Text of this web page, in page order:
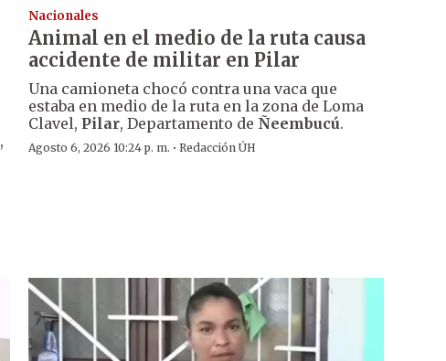
,
Nacionales
Animal en el medio de la ruta causa
accidente de militar en Pilar
Una camioneta chocó contra una vaca que
estaba en medio de la ruta en la zona de Loma
Clavel, Pilar, Departamento de Ñeembucú.
Agosto 6, 2026 10:24 p. m. · Redacción ÚH